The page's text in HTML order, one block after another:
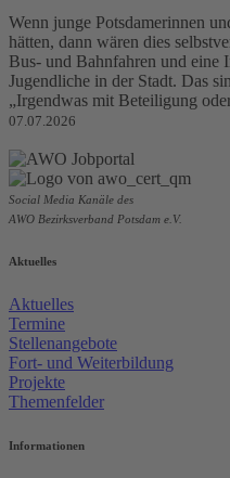
Wenn junge Potsdamerinnen
hätten, dann wären dies
Bus- und Bahnfahren und eine
Jugendliche in der Stadt. Das
„Irgendwas mit Beteiligung
07.07.2026
Social Media Kanäle des
AWO Bezirksverband Potsdam e.V.
Aktuelles
Aktuelles
Termine
Stellenangebote
Fort- und Weiterbildung
Projekte
Themenfelder
Informationen